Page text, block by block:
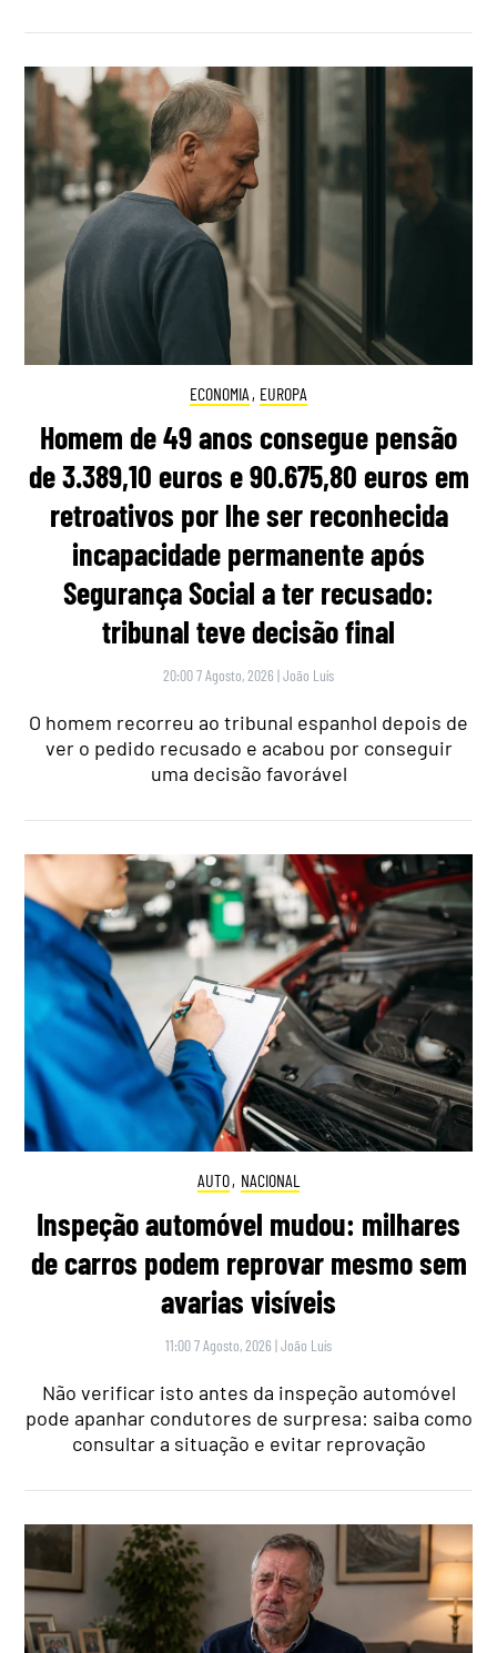
ECONOMIA , EUROPA
Homem de 49 anos consegue pensão
de 3.389,10 euros e 90.675,80 euros em
retroativos por lhe ser reconhecida
incapacidade permanente após
Segurança Social a ter recusado:
tribunal teve decisão final
20:00 7 Agosto, 2026 |João Luís
O homem recorreu ao tribunal espanhol depois de
ver o pedido recusado e acabou por conseguir
uma decisão favorável
AUTO, NACIONAL
Inspeção automóvel mudou: milhares
de carros podem reprovar mesmo sem
avarias visíveis
11:00 7 Agosto, 2026 |João Luís
Não verificar isto antes da inspeção automóvel
pode apanhar condutores de surpresa: saiba como
consultar a situação e evitar reprovação